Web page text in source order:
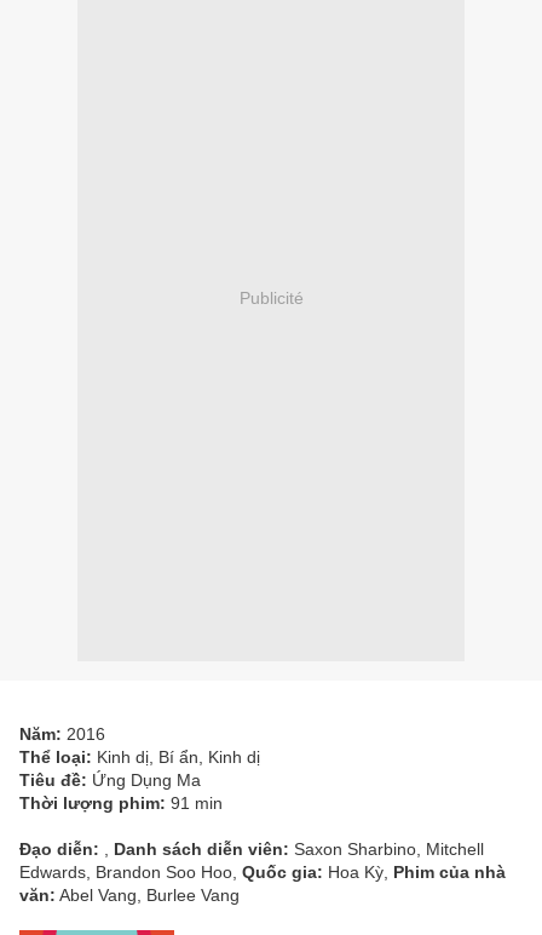
Publicité
Năm: 2016
Thể loại: Kinh dị, Bí ẩn, Kinh dị
Tiêu đề: Ứng Dụng Ma
Thời lượng phim: 91 min
Đạo diễn: Danh sách diễn viên: Saxon Sharbino, Mitchell
Edwards, Brandon Soo Hoo, Quốc gia: Hoa Kỳ, Phim của nhà
văn: Abel Vang, Burlee Vang